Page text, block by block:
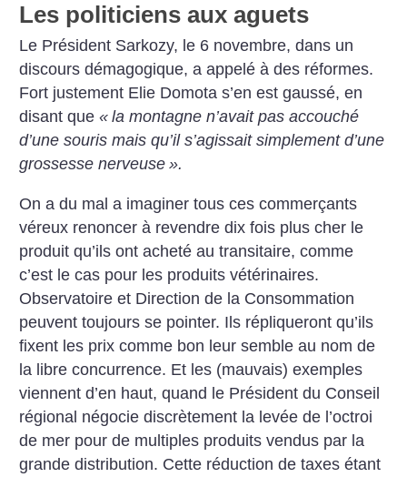
Les politiciens aux aguets
Le Président Sarkozy, le 6 novembre, dans un
discours démagogique, a appelé à des réformes.
Fort justement Elie Domota s’en est gaussé, en
disant que« la montagne n’avait pas accouché
d’une souris mais qu’il s’agissait simplement d’une
grossesse nerveuse ».
On a du mal a imaginer tous ces commerçants
véreux renoncer à revendre dix fois plus cher le
produit qu’ils ont acheté au transitaire, comme
c’est le cas pour les produits vétérinaires.
Observatoire et Direction de la Consommation
peuvent toujours se pointer. Ils répliqueront qu’ils
fixent les prix comme bon leur semble au nom de
la libre concurrence. Et les (mauvais) exemples
viennent d’en haut, quand le Président du Conseil
régional négocie discrètement la levée de l’octroi
de mer pour de multiples produits vendus par la
grande distribution. Cette réduction de taxes étant